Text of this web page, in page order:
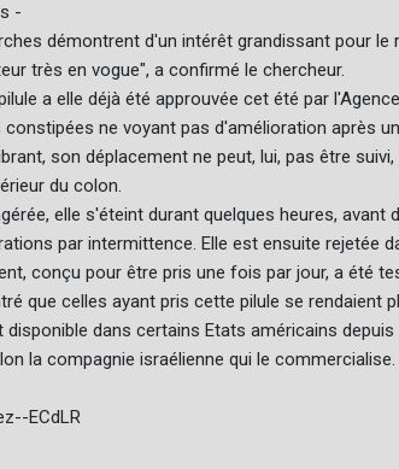
-
démontrent d'un intérêt grandissant pour
très en vogue", a confirmé le chercheur.
a elle déjà été approuvée cet été par
constipées ne voyant pas d'amélioration après
son déplacement ne peut, lui, pas être
du colon.
elle s'éteint durant quelques heures,
par intermittence. Elle est ensuite rejetée
conçu pour être pris une fois par jour, a été
que celles ayant pris cette pilule se rendaient
disponible dans certains Etats américains
la compagnie israélienne qui le commercialise.
ECdLR